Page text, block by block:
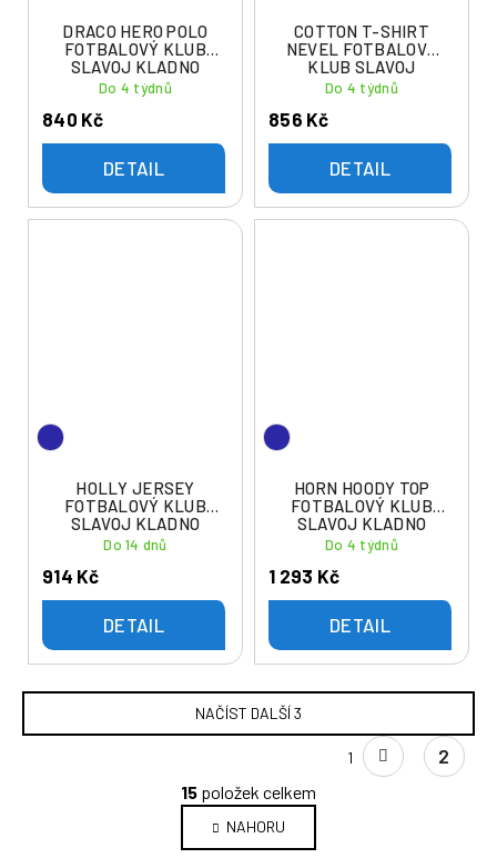
DRACO HERO POLO
FOTBALOVÝ KLUB
SLAVOJ KLADNO
Do 4 týdnů
840 Kč
DETAIL
COTTON T-SHIRT
NEVEL FOTBALOVÝ
KLUB SLAVOJ
KLADNO
Do 4 týdnů
856 Kč
DETAIL
HOLLY JERSEY
FOTBALOVÝ KLUB
SLAVOJ KLADNO
Do 14 dnů
914 Kč
DETAIL
HORN HOODY TOP
FOTBALOVÝ KLUB
SLAVOJ KLADNO
Do 4 týdnů
1 293 Kč
DETAIL
O
v
l
á
NAČÍST DALŠÍ 3
1 2
15 položek celkem
NAHORU